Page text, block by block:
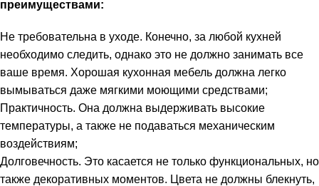
преимуществами:
Не требовательна в уходе. Конечно, за любой кухней
необходимо следить, однако это не должно занимать все
ваше время. Хорошая кухонная мебель должна легко
вымываться даже мягкими моющими средствами;
Практичность. Она должна выдерживать высокие
температуры, а также не подаваться механическим
воздействиям;
Долговечность. Это касается не только функциональных, но
также декоративных моментов. Цвета не должны блекнуть,